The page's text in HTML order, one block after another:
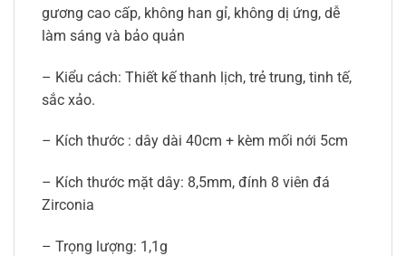
gương cao cấp, không han gỉ, không dị ứng, dễ
làm sáng và bảo quản
– Kiểu cách: Thiết kế thanh lịch, trẻ trung, tinh tế,
sắc xảo.
– Kích thước : dây dài 40cm + kèm mối nới 5cm
– Kích thước mặt dây: 8,5mm, đính 8 viên đá
Zirconia
– Trọng lượng: 1,1g